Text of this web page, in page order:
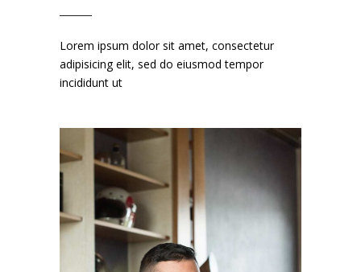
Lorem ipsum dolor sit amet, consectetur
adipisicing elit, sed do eiusmod tempor
incididunt ut